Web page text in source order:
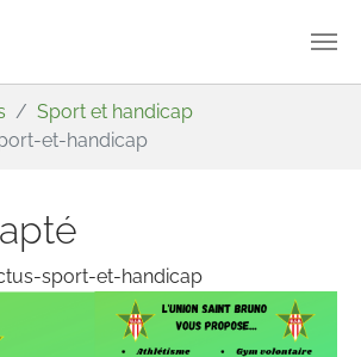
Sport et handicap
et-handicap
sport-et-handicap